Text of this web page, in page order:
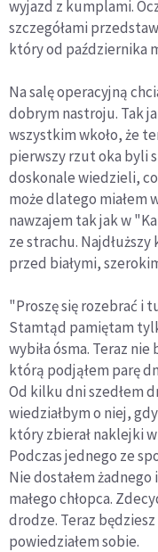
wyjazd z kumplami.
szczegółami
który od października
Na salę operacyjną
dobrym nastroju. Tak
wszystkim wkoło, że
pierwszy rzut oka byli
doskonale wiedzieli,
może dlatego miałem
nawzajem tak jak w
ze strachu.
przed białymi,
"Proszę się rozebrać i
Stamtąd pamiętam
wybiła ósma. Teraz
którą podjąłem parę
Od kilku dni szedłem
wiedziałbym o niej,
który zbierał naklejki
Podczas jednego ze
Nie dostałem
małego chłopca.
drodze. Teraz
powiedziałem sobie.